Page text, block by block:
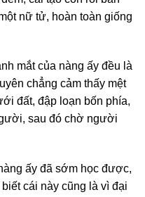
nữ tử, hoàn toàn giống
mắt của nàng ấy đều là
chẳng cảm thấy mệt
đất, đập loạn bốn phía,
sau đó chờ người
ấy đã sớm học được,
cái này cũng là vì đại